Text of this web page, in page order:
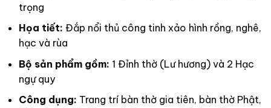
trọng
Họa tiết: Đắp nổi thủ công tinh xảo hình rồng, nghê,
hạc và rùa
Bộ sản phẩm gồm: 1 Đỉnh thờ (Lư hương) và 2 Hạc
ngự quy
Công dụng: Trang trí bàn thờ gia tiên, bàn thờ Phật,